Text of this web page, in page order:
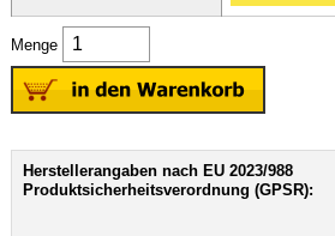
Menge
Herstellerangaben nach EU 2023/988
Produktsicherheitsverordnung (GPSR):